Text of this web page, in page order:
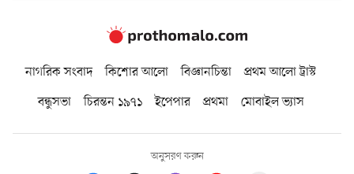
নাগরিক সংবাদ কিশোর আলো বিজ্ঞানচিন্তা
প্রথম আলো ট্রাস্ট
বন্ধুসভা
চিরন্তন ১৯৭১ ইপেপার প্রথমা মোবাইল ভ্যাস
অনুসরণ করুন